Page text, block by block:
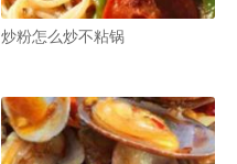
炒粉怎么炒不粘锅